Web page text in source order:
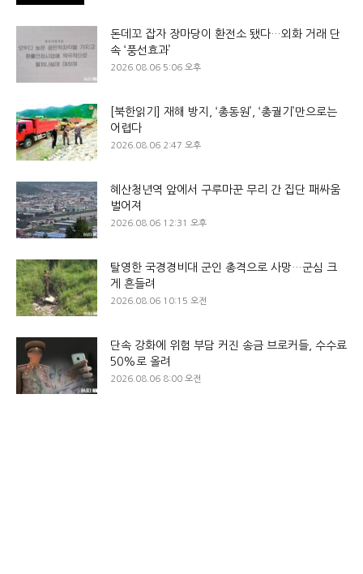
돈데꼬 잡자 장마당이 환전소 됐다…외화 거래 단
속 ‘풍선효과’
2026.08.06 5:06 오후
[북한읽기] 재해 방지, ‘총동원’, ‘총궐기’만으로는
어렵다
2026.08.06 2:47 오후
혜산청년역 앞에서 구루마꾼 무리 간 집단 패싸움
벌어져
2026.08.06 12:31 오후
탈영한 국경경비대 군인 총격으로 사망…군심 크
게 흔들려
2026.08.06 10:15 오전
단속 강화에 위험 부담 커진 송금 브로커들, 수수료
50%로 올려
2026.08.06 8:00 오전